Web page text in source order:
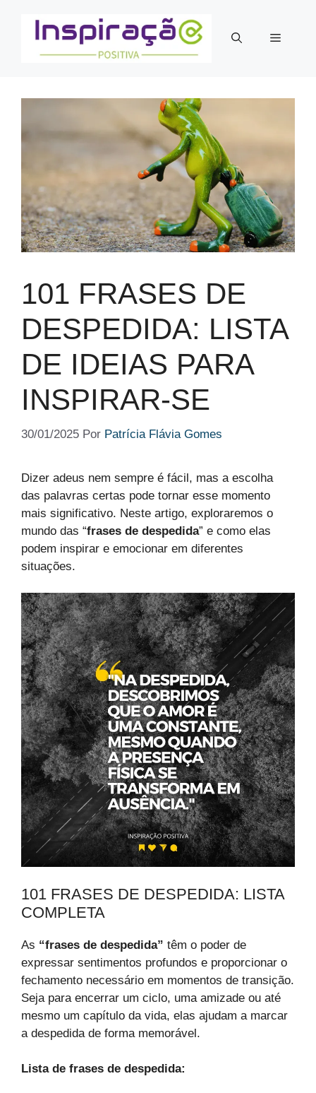
Menu
101 FRASES DE
DESPEDIDA: LISTA
DE IDEIAS PARA
INSPIRAR-SE
30/01/2025 Por Patrícia Flávia Gomes
Dizer adeus nem sempre é fácil, mas a escolha
das palavras certas pode tornar esse momento
mais significativo. Neste artigo, exploraremos o
mundo das “frases de despedida” e como elas
podem inspirar e emocionar em diferentes
situações.
101 FRASES DE DESPEDIDA: LISTA
COMPLETA
As “frases de despedida” têm o poder de
expressar sentimentos profundos e proporcionar o
fechamento necessário em momentos de transição.
Seja para encerrar um ciclo, uma amizade ou até
mesmo um capítulo da vida, elas ajudam a marcar
a despedida de forma memorável.
Lista de frases de despedida: